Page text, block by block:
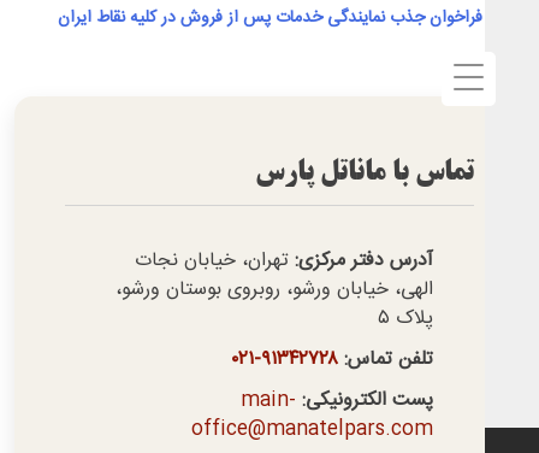
فراخوان جذب نمایندگی خدمات پس از فروش در کلیه نقاط ایران
تماس با ماناتل پارس
آدرس دفتر مرکزی:تهران، خیابان نجات
الهی، خیابان ورشو، روبروی بوستان ورشو،
تلفن تماس:۹۱۳۴۲۷۲۸-۰۲۱
پست الکترونیکی:main-
office@manatelpars.com